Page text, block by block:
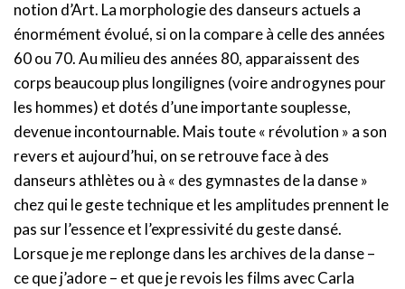
notion d’Art. La morphologie des danseurs actuels a
énormément évolué, si on la compare à celle des années
60 ou 70. Au milieu des années 80, apparaissent des
corps beaucoup plus longilignes (voire androgynes pour
les hommes) et dotés d’une importante souplesse,
devenue incontournable. Mais toute « révolution » a son
revers et aujourd’hui, on se retrouve face à des
danseurs athlètes ou à « des gymnastes de la danse »
chez qui le geste technique et les amplitudes prennent le
pas sur l’essence et l’expressivité du geste dansé.
Lorsque je me replonge dans les archives de la danse –
ce que j’adore – et que je revois les films avec Carla